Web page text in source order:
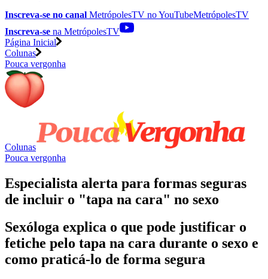
Inscreva-se no canal MetrópolesTV noYouTubeMetrópolesTV
Inscreva-se na MetrópolesTV
Página Inicial
Colunas
Pouca vergonha
Colunas
Pouca vergonha
Especialista alerta para formas seguras
de incluir o "tapa na cara" no sexo
Sexóloga explica o que pode justificar o
fetiche pelo tapa na cara durante o sexo e
como praticá-lo de forma segura